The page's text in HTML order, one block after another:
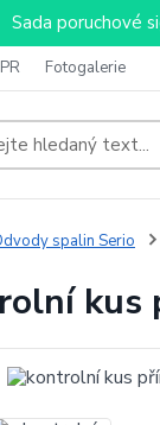
Sada poruchové
Fotogalerie
spalin Serio
kus